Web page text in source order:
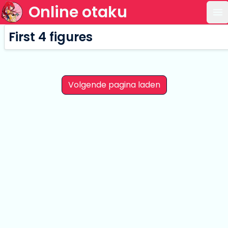
Online otaku
First 4 figures
Volgende pagina laden